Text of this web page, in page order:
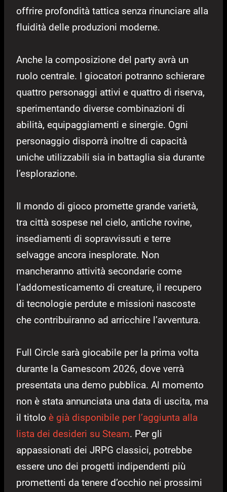
offrire profondità tattica senza rinunciare alla
fluidità delle produzioni moderne.
Anche la composizione del party avrà un
ruolo centrale. I giocatori potranno schierare
quattro personaggi attivi e quattro di riserva,
sperimentando diverse combinazioni di
abilità, equipaggiamenti e sinergie. Ogni
personaggio disporrà inoltre di capacità
uniche utilizzabili sia in battaglia sia durante
l’esplorazione.
Il mondo di gioco promette grande varietà,
tra città sospese nel cielo, antiche rovine,
insediamenti di sopravvissuti e terre
selvagge ancora inesplorate. Non
mancheranno attività secondarie come
l’addomesticamento di creature, il recupero
di tecnologie perdute e missioni nascoste
che contribuiranno ad arricchire l’avventura.
Full Circle sarà giocabile per la prima volta
durante la Gamescom 2026, dove verrà
presentata una demo pubblica. Al momento
non è stata annunciata una data di uscita, ma
il titolo è già disponibile per l’aggiunta alla
lista dei desideri su Steam. Per gli
appassionati dei JRPG classici, potrebbe
essere uno dei progetti indipendenti più
promettenti da tenere d’occhio nei prossimi